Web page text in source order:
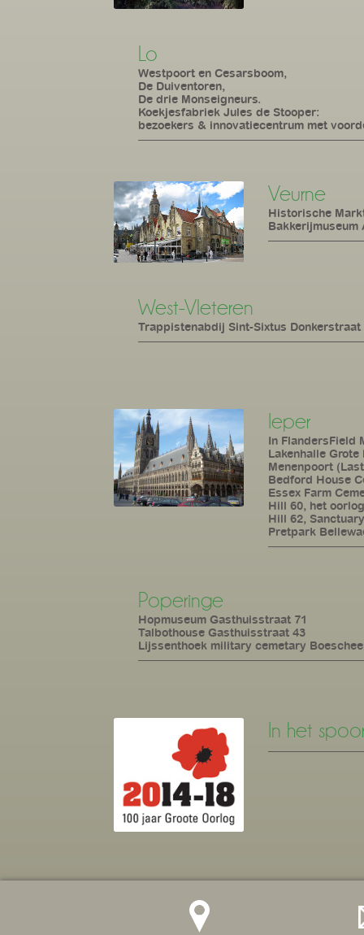
Lo
Westpoort en Cesarsboom,
De Duiventoren,
De drie Monseigneurs.
Koekjesfabriek Jules de Stooper:
bezoekers & innovatiecentrum met
Veurne
Historische
Bakkerijmuseum
West-Vleteren
Trappistenabdij Sint-Sixtus Donkerstraat
Ieper
In FlandersField
Lakenhalle Grote
Menenpoort
Bedford House
Essex Farm
Hill 60, het
Hill 62,
Pretpark
Poperinge
Hopmuseum Gasthuisstraat 71
Talbothouse Gasthuisstraat 43
Lijssenthoek military cemetary
In het